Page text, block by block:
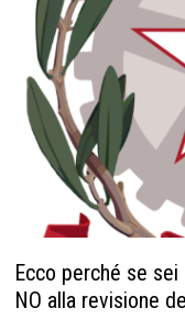
Ecco perché se
NO alla revisione